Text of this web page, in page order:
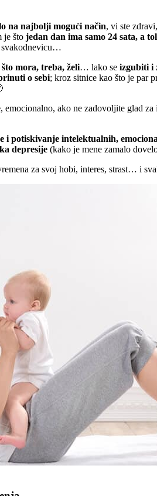
na najbolji mogući način, vi ste
je što jedan dan ima samo 24 sata, a
svakodnevicu…
mora, treba, želi… lako se izgubiti i
o sebi; kroz sitnice kao što je par
, emocionalno, ako ne zadovoljite glad za
i potiskivanje intelektualnih,
depresije (kako je mene zamalo
za svoj hobi, interes, strast… i